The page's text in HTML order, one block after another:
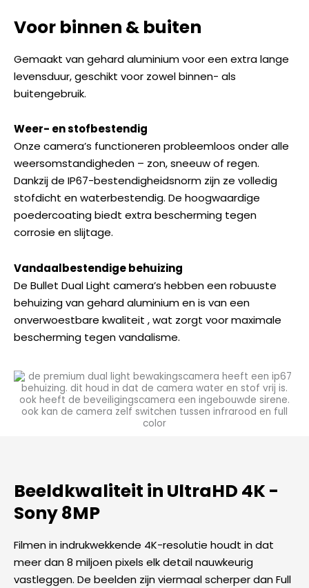
Voor binnen & buiten
Gemaakt van gehard aluminium voor een extra lange
levensduur, geschikt voor zowel binnen- als
buitengebruik.
Weer- en stofbestendig
Onze camera’s functioneren probleemloos onder alle
weersomstandigheden – zon, sneeuw of regen.
Dankzij de IP67-bestendigheidsnorm zijn ze volledig
stofdicht en waterbestendig. De hoogwaardige
poedercoating biedt extra bescherming tegen
corrosie en slijtage.
Vandaalbestendige behuizing
De Bullet Dual Light camera’s hebben een robuuste
behuizing van gehard aluminium en is van een
onverwoestbare kwaliteit , wat zorgt voor maximale
bescherming tegen vandalisme.
Beeldkwaliteit in UltraHD 4K -
Sony 8MP​
Filmen in indrukwekkende 4K-resolutie houdt in dat
meer dan 8 miljoen pixels elk detail nauwkeurig
vastleggen. De beelden zijn viermaal scherper dan Full